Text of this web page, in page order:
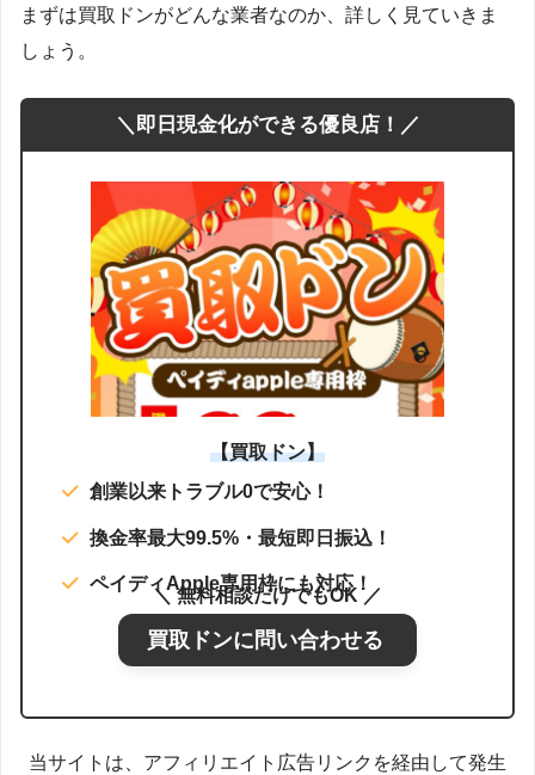
まずは買取ドンがどんな業者なのか、詳しく見ていきま
しょう。
＼即日現金化ができる優良店！／
【買取ドン】
創業以来トラブル0で安心！
換金率最大99.5%・最短即日振込！
ペイディApple専用枠にも対応！
＼ 無料相談だけでもOK ／
買取ドンに問い合わせる
当サイトは、アフィリエイト広告リンクを経由して発生